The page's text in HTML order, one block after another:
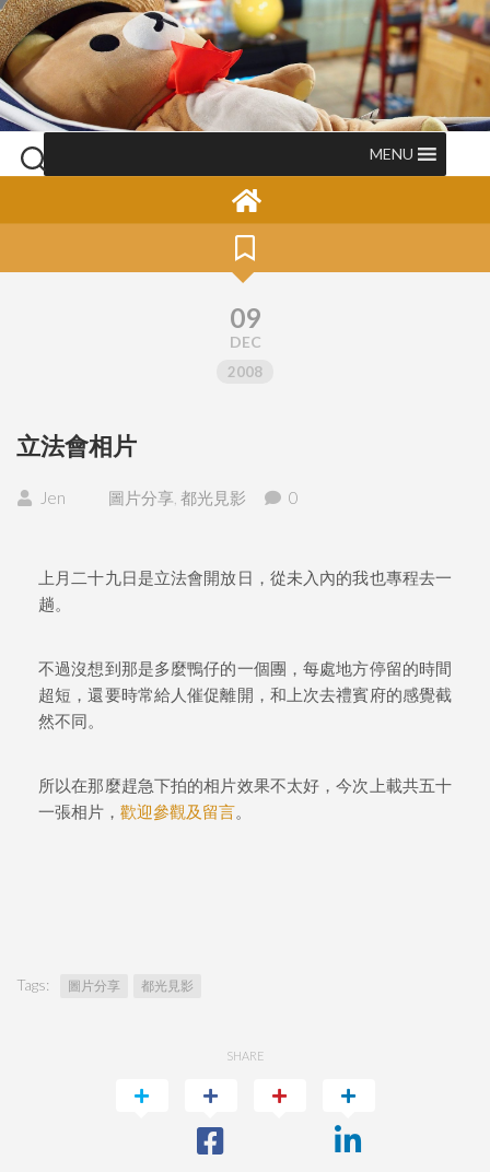
Skip
to
content
MENU
09
DEC
2008
立法會相片
Jen 圖片分享 都光見影 0
上月二十九日是立法會開放日 ，從未入內的我也專程去一
趟。
不過沒想到那是多麼鴨仔的一個團 ，每處地方停留的時間
超短 ，還要時常給人催促離開 ，和上次去禮賓府的感覺截
然不同。
所以在那麼趕急下拍的相片效果不太好 ，今次上載共五十
一張相片 ， 歡迎參觀及留言。
Tags: 圖片分享 都光見影
SHARE